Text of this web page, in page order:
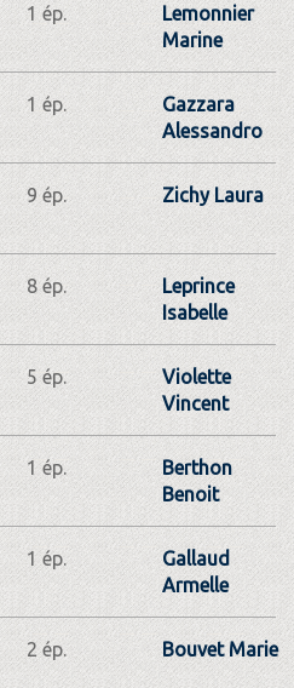
1 ép.
Lemonnier
Marine
1 ép.
Gazzara
Alessandro
9 ép. Zichy Laura
8 ép.
Leprince
Isabelle
5 ép.
Violette
Vincent
1 ép.
Berthon
Benoit
1 ép.
Gallaud
Armelle
2 ép. Bouvet Marie